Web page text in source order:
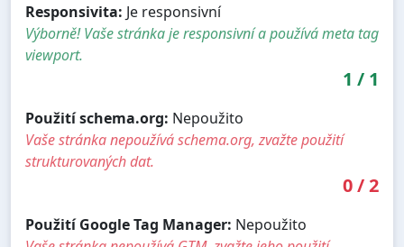
Responsivita: Je responsivní
Výborně! Vaše stránka je responsivní a používá meta tag
viewport.
1 / 1
Použití schema.org: Nepoužito
Vaše stránka nepoužívá schema.org, zvažte použití
strukturovaných dat.
0/2
Použití Google Tag Manager: Nepoužito